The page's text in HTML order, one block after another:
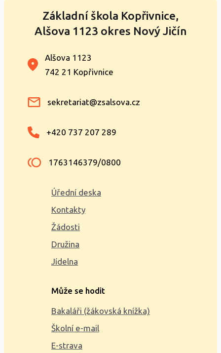
Základní škola Kopřivnice,
Alšova 1123 okres Nový Jičín
Alšova 1123
742 21 Kopřivnice
sekretariat@zsalsova.cz
+420 737 207 289
1763146379/0800
Úřední deska
Kontakty
Žádosti
Družina
Jídelna
Může se hodit
Bakaláři (žákovská knížka)
Školní e-mail
E-strava